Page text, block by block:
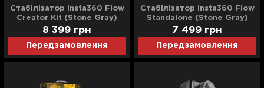
Стабілізатор Insta360 Flow
Creator Kit (Stone Gray)
Передзамовлення
8 399 грн
Стабілізатор Insta360 Flow
Standalone (Stone Gray)
Передзамовлення
7 499 грн